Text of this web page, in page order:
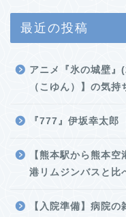
最近の投稿
アニメ『氷の城壁
（こゆん）】の気持
『777』伊坂幸太郎
【熊本駅から熊本
港リムジンバスと比
【入院準備】病院